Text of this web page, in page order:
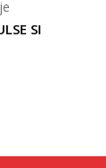
SI